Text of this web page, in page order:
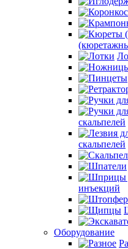
скальпелей
скальпелей
инъекций
Оборудование